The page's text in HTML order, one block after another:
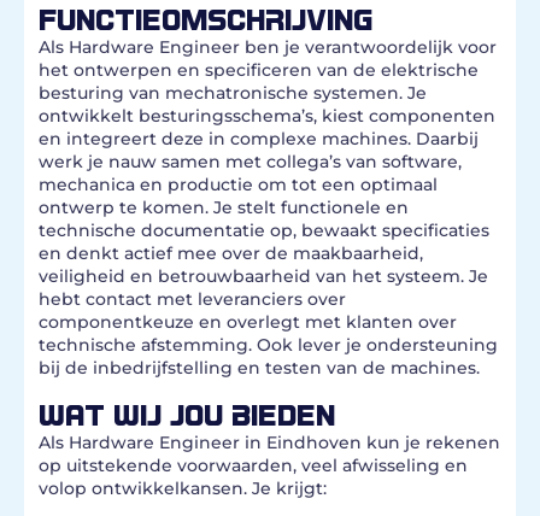
FUNCTIEOMSCHRIJVING
Als Hardware Engineer ben je verantwoordelijk voor
het ontwerpen en specificeren van de elektrische
besturing van mechatronische systemen. Je
ontwikkelt besturingsschema’s, kiest componenten
en integreert deze in complexe machines. Daarbij
werk je nauw samen met collega’s van software,
mechanica en productie om tot een optimaal
ontwerp te komen. Je stelt functionele en
technische documentatie op, bewaakt specificaties
en denkt actief mee over de maakbaarheid,
veiligheid en betrouwbaarheid van het systeem. Je
hebt contact met leveranciers over
componentkeuze en overlegt met klanten over
technische afstemming. Ook lever je ondersteuning
bij de inbedrijfstelling en testen van de machines.
WAT WIJ JOU BIEDEN
Als Hardware Engineer in Eindhoven kun je rekenen
op uitstekende voorwaarden, veel afwisseling en
volop ontwikkelkansen. Je krijgt: